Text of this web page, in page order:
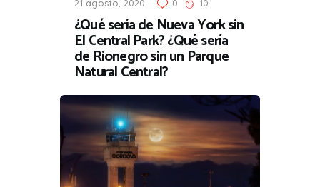
21 agosto, 2020 0 10
¿Qué sería de Nueva York sin
El Central Park? ¿Qué sería
de Rionegro sin un Parque
Natural Central?